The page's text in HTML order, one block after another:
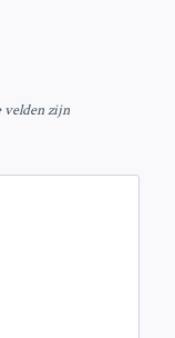
velden zijn